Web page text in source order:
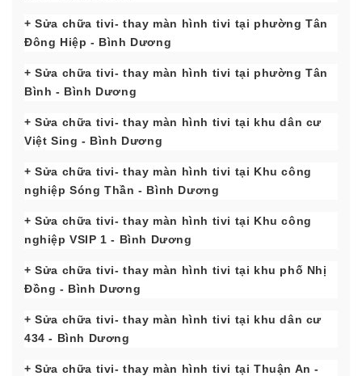
+ Sửa chữa tivi- thay màn hình tivi tại phường Tân
Đông Hiệp - Bình Dương
+ Sửa chữa tivi- thay màn hình tivi tại phường Tân
Bình - Bình Dương
+ Sửa chữa tivi- thay màn hình tivi tại khu dân cư
Việt Sing - Bình Dương
+ Sửa chữa tivi- thay màn hình tivi tại Khu công
nghiệp Sóng Thần - Bình Dương
+ Sửa chữa tivi- thay màn hình tivi tại Khu công
nghiệp VSIP 1 - Bình Dương
+ Sửa chữa tivi- thay màn hình tivi tại khu phố Nhị
Đồng - Bình Dương
+ Sửa chữa tivi- thay màn hình tivi tại khu dân cư
434 - Bình Dương
+ Sửa chữa tivi- thay màn hình tivi tại Thuận An -